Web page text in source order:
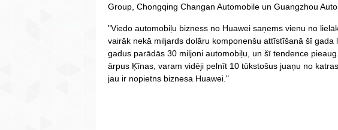
Group, Chongqing Changan Automobile un Guangzhou
"Viedo automobiļu bizness no Huawei saņems vienu no
vairāk nekā miljards dolāru komponenšu attīstīšanā šī gada
gadus parādās 30 miljoni automobiļu, un šī tendence
ārpus Ķīnas, varam vidēji pelnīt 10 tūkstošus juaņu no
jau ir nopietns biznesa Huawei."